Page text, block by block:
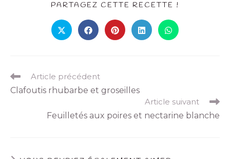
PARTAGEZ CETTE RECETTE !
Article précédent
Clafoutis rhubarbe et groseilles
Article suivant
Feuilletés aux poires et nectarine blanche